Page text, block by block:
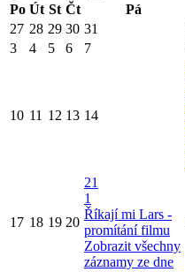
Po Út St Čt Pá
27 28 29 30 31
3
4 5 6 7
10 11 12 13 14
17 18 19 20
21
1
Říkají mi Lars -
promítání filmu
Zobrazit všechny
záznamy ze dne